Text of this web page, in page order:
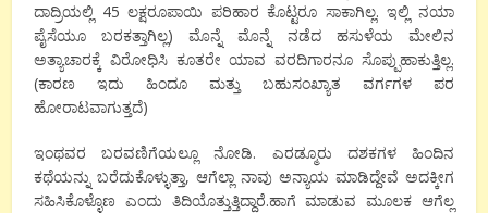
ದಾದ್ರಿಯಲ್ಲಿ 45 ಲಕ್ಷರೂಪಾಯಿ ಪರಿಹಾರ ಕೊಟ್ಟರೂ ಸಾಕಾಗಿಲ್ಲ. ಇಲ್ಲಿ ನಯಾ
ಪೈಸೆಯೂ ಬರಕತ್ತಾಗಿಲ್ಲ) ಮೊನ್ನೆ ಮೊನ್ನೆ ನಡೆದ ಹಸುಳೆಯ ಮೇಲಿನ
ಅತ್ಯಾಚಾರಕ್ಕೆ ವಿರೋಧಿಸಿ ಕೂತರೇ ಯಾವ ವರದಿಗಾರನೂ ಸೊಪ್ಪುಹಾಕುತ್ತಿಲ್ಲ.
(ಕಾರಣ ಇದು ಹಿಂದೂ ಮತ್ತು ಬಹುಸಂಖ್ಯಾತ ವರ್ಗಗಳ ಪರ
ಹೋರಾಟವಾಗುತ್ತದೆ)
ಇಂಥವರ ಬರವಣಿಗೆಯಲ್ಲೂ ನೋಡಿ. ಎರಡ್ಮೂರು ದಶಕಗಳ ಹಿಂದಿನ
ಕಥೆಯನ್ನು ಬರೆದುಕೊಳ್ಳುತ್ತಾ, ಆಗೆಲ್ಲಾ ನಾವು ಅನ್ಯಾಯ ಮಾಡಿದ್ದೇವೆ ಅದಕ್ಕೀಗ
ಸಹಿಸಿಕೊಳ್ಳೊಣ ಎಂದು ತಿದಿಯೊತ್ತುತ್ತಿದ್ದಾರೆ.ಹಾಗೆ ಮಾಡುವ ಮೂಲಕ ಆಗೆಲ್ಲ